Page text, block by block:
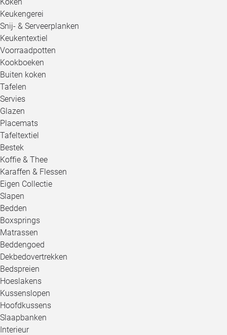
Keukengerei
Snij- & Serveerplanken
Keukentextiel
Voorraadpotten
Kookboeken
Buiten koken
Tafelen
Servies
Glazen
Placemats
Tafeltextiel
Bestek
Koffie & Thee
Karaffen & Flessen
Eigen Collectie
Slapen
Bedden
Boxsprings
Matrassen
Beddengoed
Dekbedovertrekken
Bedspreien
Hoeslakens
Kussenslopen
Hoofdkussens
Slaapbanken
Interieur